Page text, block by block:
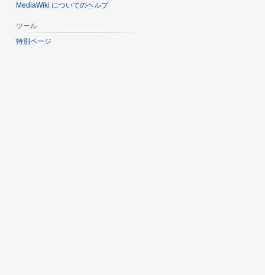
MediaWiki についてのヘルプ
ツール
特別ページ